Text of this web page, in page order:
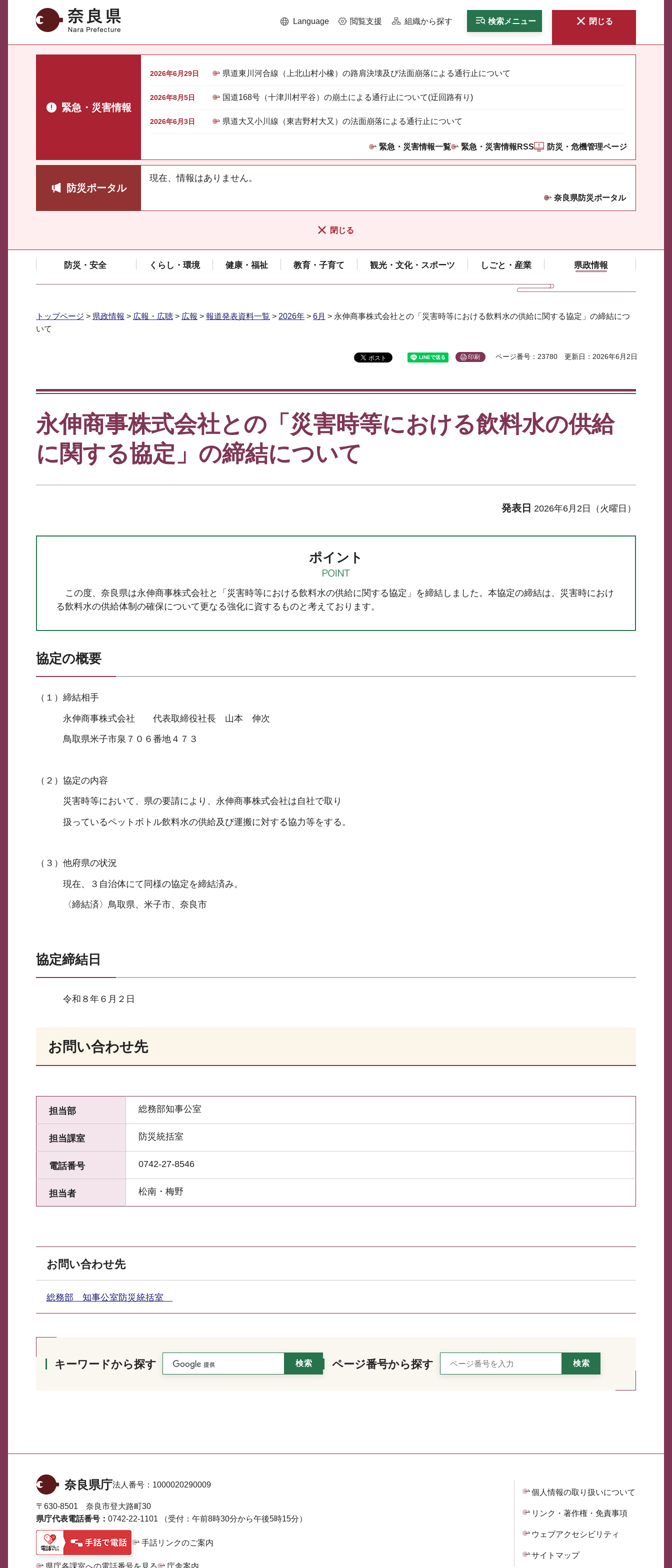
奈良県 Language 閲覧支援 組織から探す 検索メニュー 閉じる
緊急・災害情報
2026年6月29日 県道東川河合線（上北山村小橡）の路肩決壊及び法面崩落による通行止について
2026年8月5日 国道168号（十津川村平谷）の崩土による通行止について(迂回路有り)
2026年6月3日 県道大又小川線（東吉野村大又）の法面崩落による通行止について
緊急・災害情報一覧 緊急・災害情報RSS 防災・危機管理ページ
防災ポータル
現在、情報はありません。
奈良県防災ポータル
閉じる
防災・安全 くらし・環境 健康・福祉 教育・子育て 観光・文化・スポーツ しごと・産業 県政情報
トップページ > 県政情報 > 広報・広聴 > 広報 > 報道発表資料一覧 > 2026年 > 6月 > 永伸商事株式会社との「災害時等における飲料水の供給に関する協定」の締結につ
いて
印刷 ページ番号：23780 更新日：2026年6月2日
永伸商事株式会社との「災害時等における飲料水の供給
に関する協定」の締結について
発表日 2026年6月2日（火曜日）
ポイント
この度、奈良県は永伸商事株式会社と「災害時等における飲料水の供給に関する協定」を締結しました。本協定の締結は、災害時におけ
る飲料水の供給体制の確保について更なる強化に資するものと考えております。
協定の概要
（１）締結相手
永伸商事株式会社 代表取締役社長 山本 伸次
鳥取県米子市泉７０６番地４７３
（２）協定の内容
災害時等において、県の要請により、永伸商事株式会社は自社で取り
扱っているペットボトル飲料水の供給及び運搬に対する協力等をする。
（３）他府県の状況
現在、３自治体にて同様の協定を締結済み。
〈締結済〉鳥取県、米子市、奈良市
協定締結日
令和８年６月２日
お問い合わせ先
担当部 総務部知事公室
担当課室 防災統括室
電話番号 0742-27-8546
担当者 松南・梅野
お問い合わせ先
総務部 知事公室防災統括室
キーワードから探す ページ番号から探す
奈良県庁法人番号： 1000020290009
〒630-8501 奈良市登大路町30
県庁代表電話番号： 0742-22-1101 （受付：午前8時30分から午後5時15分）
手話リンクのご案内
県庁各課室への電話番号を見る 庁舎案内
個人情報の取り扱いについて
リンク・著作権・免責事項
ウェブアクセシビリティ
サイトマップ